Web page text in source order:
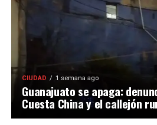
CIUDAD 1 semana ago
Guanajuato se apaga:
Cuesta China y el callejón